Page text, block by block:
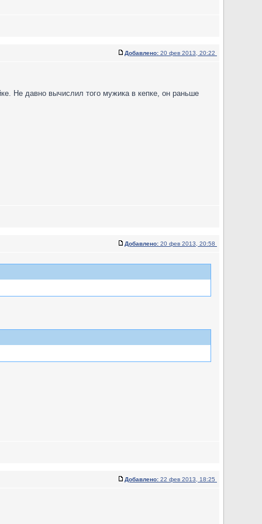
Добавлено: 20 фев 2013, 20:22
Не давно вычислил того мужика в кепке, он раньше
Добавлено: 20 фев 2013, 20:58
Добавлено: 22 фев 2013, 18:25